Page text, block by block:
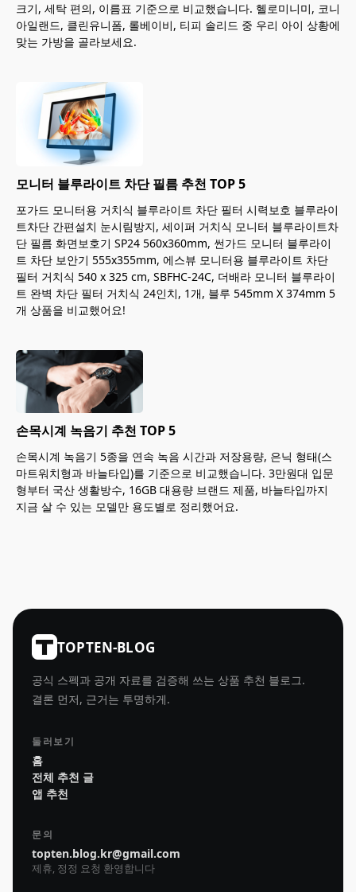
크기, 세탁 편의, 이름표 기준으로 비교했습니다. 헬로미니미, 코니
아일랜드, 클린유니폼, 롤베이비, 티피 솔리드 중 우리 아이 상황에
맞는 가방을 골라보세요.
모니터 블루라이트 차단 필름 추천 TOP 5
포가드 모니터용 거치식 블루라이트 차단 필터 시력보호 블루라이
트차단 간편설치 눈시림방지, 세이퍼 거치식 모니터 블루라이트차
단 필름 화면보호기 SP24 560x360mm, 썬가드 모니터 블루라이
트 차단 보안기 555x355mm, 에스뷰 모니터용 블루라이트 차단
필터 거치식 540 x 325 cm, SBFHC-24C, 더배라 모니터 블루라이
트 완벽 차단 필터 거치식 24인치, 1개, 블루 545mm X 374mm 5
개 상품을 비교했어요!
손목시계 녹음기 추천 TOP 5
손목시계 녹음기 5종을 연속 녹음 시간과 저장용량, 은닉 형태(스
마트워치형과 바늘타입)를 기준으로 비교했습니다. 3만원대 입문
형부터 국산 생활방수, 16GB 대용량 브랜드 제품, 바늘타입까지
지금 살 수 있는 모델만 용도별로 정리했어요.
TOPTEN-BLOG
공식 스펙과 공개 자료를 검증해 쓰는 상품 추천 블로그.
결론 먼저, 근거는 투명하게.
둘러보기
홈
전체 추천 글
앱 추천
문의
topten.blog.kr@gmail.com
제휴, 정정 요청 환영합니다